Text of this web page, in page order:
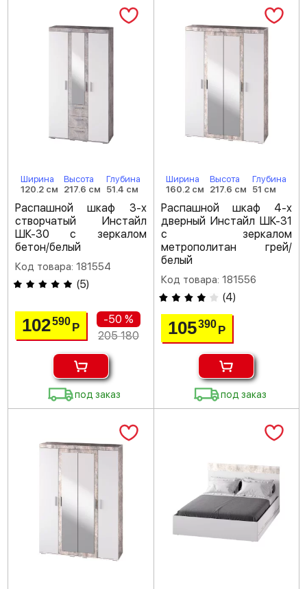
Ширина
120.2 см
Высота
217.6 см
Глубина
51.4 см
Распашной шкаф 3-х
створчатый Инстайл
ШК-30 с зеркалом
бетон/белый
Код товара: 181554
(5)
102590Р
-50 %
205 180
под заказ
Ширина
160.2 см
Высота
217.6 см
Глубина
51 см
Распашной шкаф 4-х
дверный Инстайл ШК-31
с зеркалом
метрополитан грей/
белый
Код товара: 181556
(4)
105390 Р
под заказ